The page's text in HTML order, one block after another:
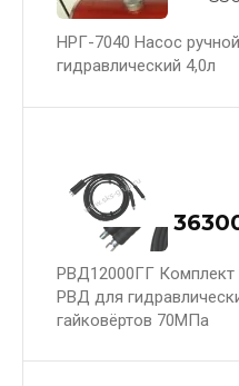
НРГ-7040 Насос ручной
гидравлический 4,0л
РВД12000ГГ Комплект
РВД для
гайковёртов 70МПа